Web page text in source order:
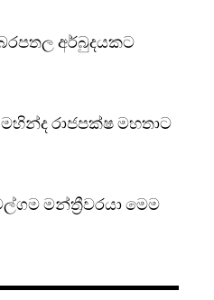
අර්බුදයකට
රාජපක්ෂ මහතාට
මන්ත්‍රීවරයා මෙම